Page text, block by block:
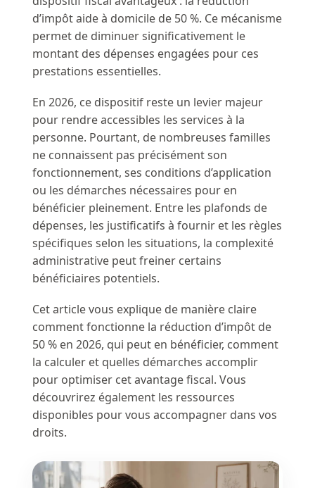
d’impôt aide à domicile de 50 %. Ce mécanisme
permet de diminuer significativement le
montant des dépenses engagées pour ces
prestations essentielles.
En 2026, ce dispositif reste un levier majeur
pour rendre accessibles les services à la
personne. Pourtant, de nombreuses familles
ne connaissent pas précisément son
fonctionnement, ses conditions d’application
ou les démarches nécessaires pour en
bénéficier pleinement. Entre les plafonds de
dépenses, les justificatifs à fournir et les règles
spécifiques selon les situations, la complexité
administrative peut freiner certains
bénéficiaires potentiels.
Cet article vous explique de manière claire
comment fonctionne la réduction d’impôt de
50 % en 2026, qui peut en bénéficier, comment
la calculer et quelles démarches accomplir
pour optimiser cet avantage fiscal. Vous
découvrirez également les ressources
disponibles pour vous accompagner dans vos
droits.